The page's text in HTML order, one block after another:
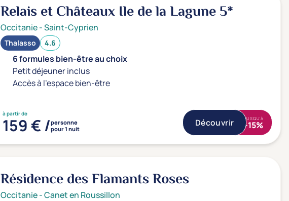
Relais et Châteaux Ile de la Lagune5*
Occitanie-Saint-Cyprien
Thalasso 4.6
6 formules bien-être au choix
Petit déjeuner inclus
Accès à l'espace bien-être
à partir de
159 € /personne
pour 1 nuit
Découvrir JUSQU'À
-15%
Résidence des Flamants Roses
Occitanie-Canet en Roussillon